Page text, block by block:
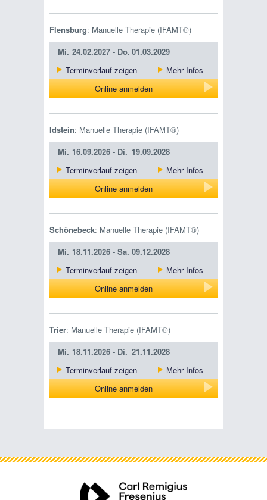
Flensburg: Manuelle Therapie (IFAMT®)
Mi. 24.02.2027 - Do. 01.03.2029
Terminverlauf zeigen
Mehr Infos
Online anmelden
Idstein: Manuelle Therapie (IFAMT®)
Mi. 16.09.2026 - Di. 19.09.2028
Terminverlauf zeigen
Mehr Infos
Online anmelden
Schönebeck: Manuelle Therapie (IFAMT®)
Mi. 18.11.2026 - Sa. 09.12.2028
Terminverlauf zeigen
Mehr Infos
Online anmelden
Trier: Manuelle Therapie (IFAMT®)
Mi. 18.11.2026 - Di. 21.11.2028
Terminverlauf zeigen
Mehr Infos
Online anmelden